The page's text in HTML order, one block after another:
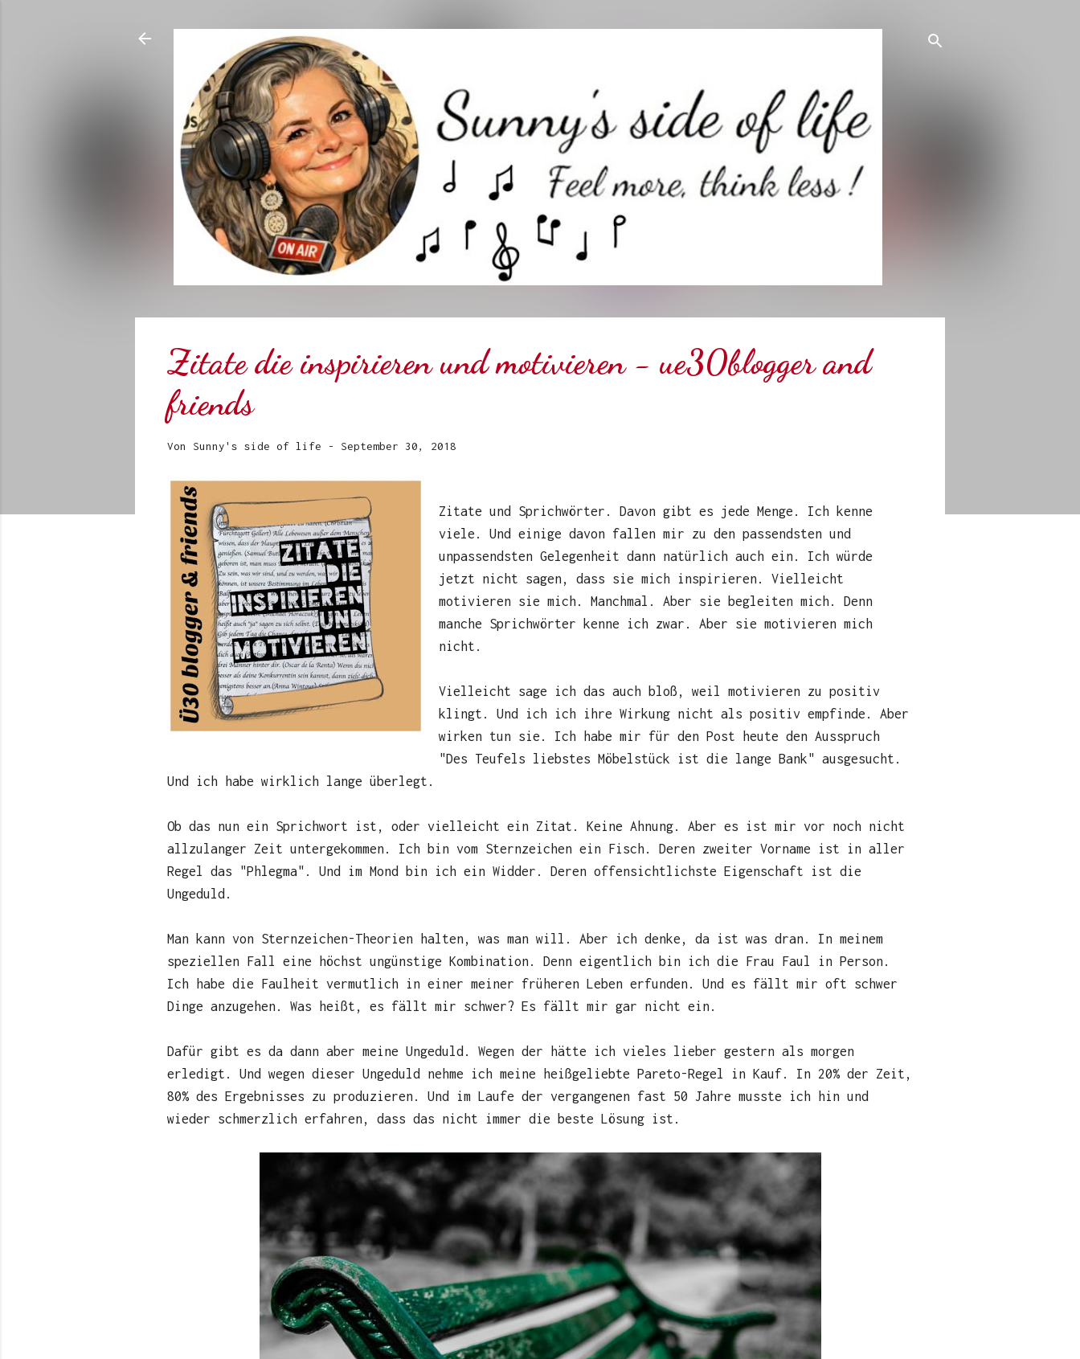
Zitate die inspirieren und motivieren - ue30blogger and
friends
Von Sunny's side of life - September 30, 2018
Zitate und Sprichwörter. Davon gibt es jede Menge. Ich kenne
viele. Und einige davon fallen mir zu den passendsten und
unpassendsten Gelegenheit dann natürlich auch ein. Ich würde
jetzt nicht sagen, dass sie mich inspirieren. Vielleicht
motivieren sie mich. Manchmal. Aber sie begleiten mich. Denn
manche Sprichwörter kenne ich zwar. Aber sie motivieren mich
nicht.
Vielleicht sage ich das auch bloß, weil motivieren zu positiv
klingt. Und ich ich ihre Wirkung nicht als positiv empfinde. Aber
wirken tun sie. Ich habe mir für den Post heute den Ausspruch
"Des Teufels liebstes Möbelstück ist die lange Bank" ausgesucht.
Und ich habe wirklich lange überlegt.
Ob das nun ein Sprichwort ist, oder vielleicht ein Zitat. Keine Ahnung. Aber es ist mir vor noch nicht
allzulanger Zeit untergekommen. Ich bin vom Sternzeichen ein Fisch. Deren zweiter Vorname ist in aller
Regel das "Phlegma". Und im Mond bin ich ein Widder. Deren offensichtlichste Eigenschaft ist die
Ungeduld.
Man kann von Sternzeichen-Theorien halten, was man will. Aber ich denke, da ist was dran. In meinem
speziellen Fall eine höchst ungünstige Kombination. Denn eigentlich bin ich die Frau Faul in Person.
Ich habe die Faulheit vermutlich in einer meiner früheren Leben erfunden. Und es fällt mir oft schwer
Dinge anzugehen. Was heißt, es fällt mir schwer? Es fällt mir gar nicht ein.
Dafür gibt es da dann aber meine Ungeduld. Wegen der hätte ich vieles lieber gestern als morgen
erledigt. Und wegen dieser Ungeduld nehme ich meine heißgeliebte Pareto-Regel in Kauf. In 20% der Zeit,
80% des Ergebnisses zu produzieren. Und im Laufe der vergangenen fast 50 Jahre musste ich hin und
wieder schmerzlich erfahren, dass das nicht immer die beste Lösung ist.